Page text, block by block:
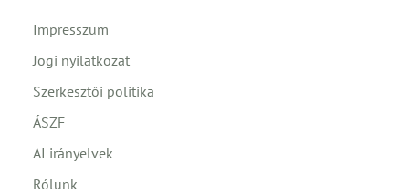
Impresszum
Jogi nyilatkozat
Szerkesztői politika
ÁSZF
AI irányelvek
Rólunk